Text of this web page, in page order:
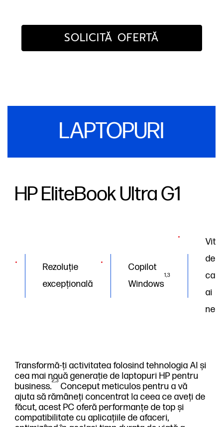
SOLICITĂ OFERTĂ
LAPTOPURI
HP EliteBook Ultra G1
Rezoluție
excepțională
Copilot
Windows
1,3
de
care
ai
Transformă-ți activitatea folosind tehnologia AI și
cea mai nouă generație de laptopuri HP pentru
business.
2,3
Conceput meticulos pentru a vă
ajuta să rămâneți concentrat la ceea ce aveți de
făcut, acest PC oferă performanțe de top și
compatibilitate cu aplicațiile de afaceri,